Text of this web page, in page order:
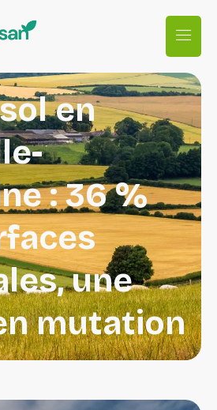
en
: 36 %
une
mutation